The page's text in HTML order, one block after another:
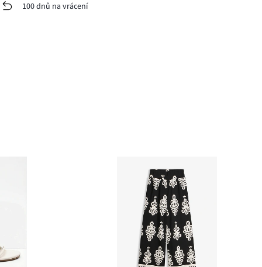
100 dnů na vrácení